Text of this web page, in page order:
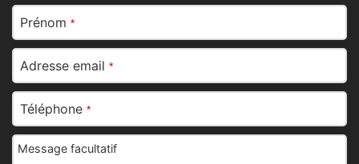
Prénom *
Adresse email *
Téléphone *
Message facultatif